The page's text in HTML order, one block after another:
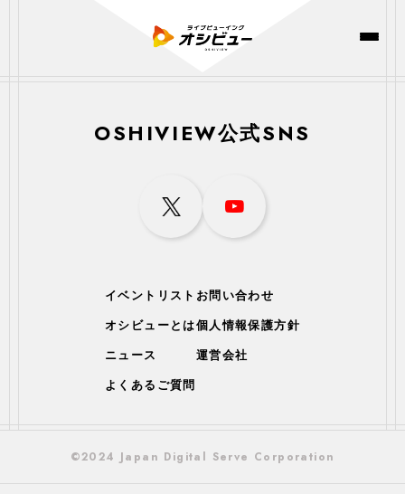
OSHIVIEW公式SNS
イベントリスト
オシビューとは
ニュース
よくあるご質問
お問い合わせ
個人情報保護方針
運営会社
©2024 Japan Digital Serve Corporation